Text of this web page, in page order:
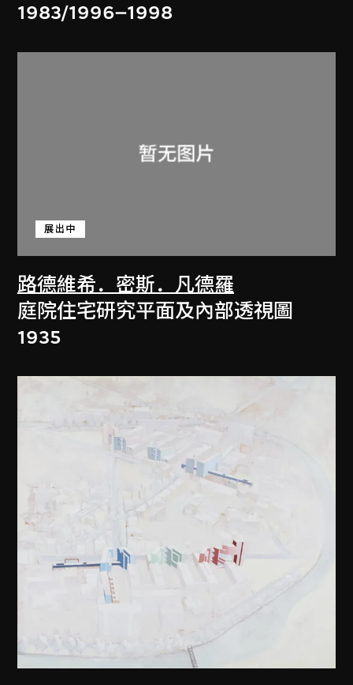
1983/1996–1998
路德維希．密斯．凡德羅
展出中
庭院住宅研究平面及內部透視圖
1935